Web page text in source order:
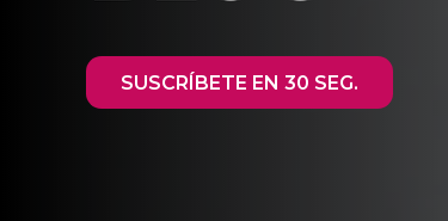
SUSCRÍBETE EN 30 SEG.